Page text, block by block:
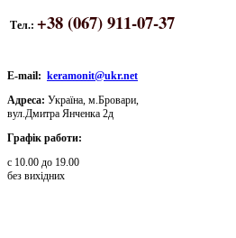
Тел.: +38 (067) 911-07-37
E-mail: keramonit@ukr.net
Адреса: Україна, м.Бровари,
вул.Дмитра Янченка 2д
Графік работи:
с 10.00 до 19.00
без вихідних